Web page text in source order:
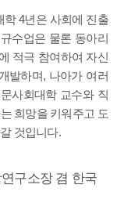
학 4년은 사회에 진출
수업은 물론 동아리
적극 참여하여 자신
발하며, 나아가 여러
사회대학 교수와 직
희망을 키워주고 도
것입니다.
구소장 겸 한국